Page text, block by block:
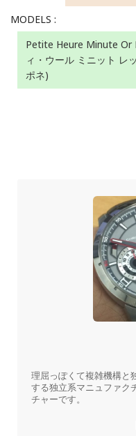
MODELS :
Petite Heure Minute Or
ィ・ウール ミニット レ
ポネ)
理屈っぽくて複雑機構と
する独立系マニュファク
チャーです。